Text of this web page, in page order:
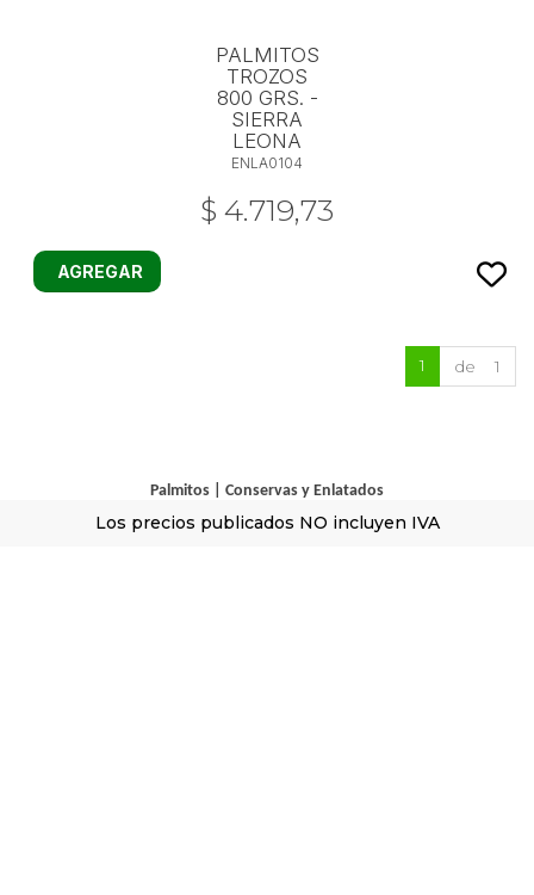
PALMITOS
TROZOS
800 GRS. -
SIERRA
LEONA
ENLA0104
$ 4.719,73
AGREGAR
1 de 1
Palmitos Conservas y Enlatados
Los precios publicados NO incluyen IVA